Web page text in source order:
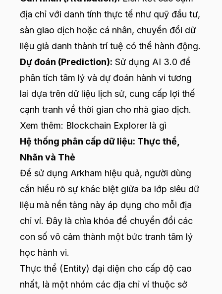
địa chỉ với danh tính thực tế như quỹ đầu tư,
sàn giao dịch hoặc cá nhân, chuyển đổi dữ
liệu giả danh thành trí tuệ có thể hành động.
Dự đoán (Prediction): Sử dụng AI 3.0 để
phân tích tâm lý và dự đoán hành vi tương
lai dựa trên dữ liệu lịch sử, cung cấp lợi thế
cạnh tranh về thời gian cho nhà giao dịch.
Xem thêm: Blockchain Explorer là gì
Hệ thống phân cấp dữ liệu: Thực thể,
Nhãn và Thẻ
Để sử dụng Arkham hiệu quả, người dùng
cần hiểu rõ sự khác biệt giữa ba lớp siêu dữ
liệu mà nền tảng này áp dụng cho mỗi địa
chỉ ví. Đây là chìa khóa để chuyển đổi các
con số vô cảm thành một bức tranh tâm lý
học hành vi.
Thực thể (Entity) đại diện cho cấp độ cao
nhất, là một nhóm các địa chỉ ví thuộc sở